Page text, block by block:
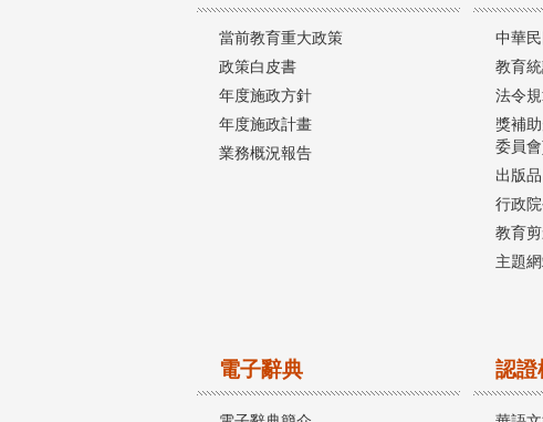
當前教育重大政策
政策白皮書
年度施政方針
年度施政計畫
業務概況報告
中華
教育
法令
獎補
委員
出版品
行政
教育
主題
電子辭典 認證